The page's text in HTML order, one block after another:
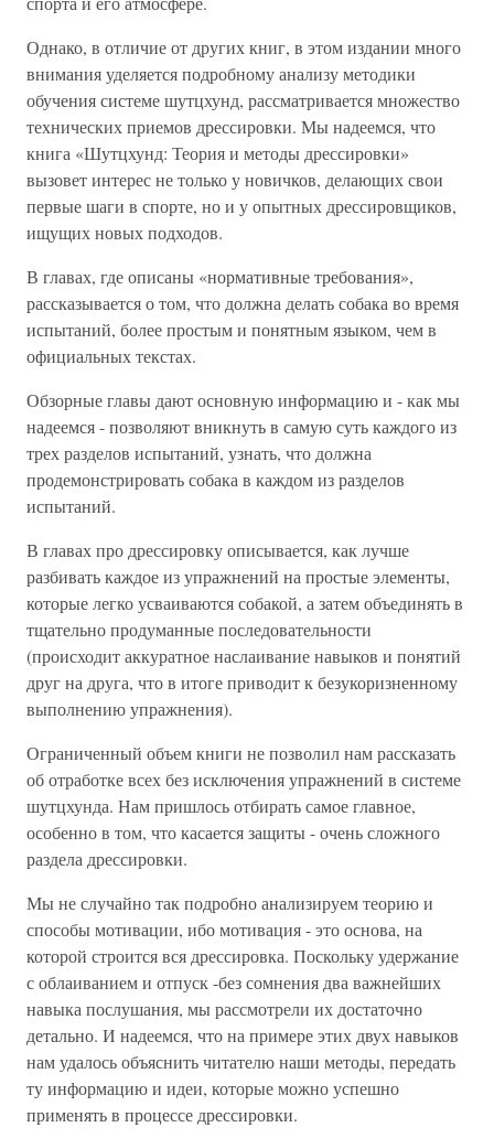
Однако, в отличие от других книг, в этом издании много
внимания уделяется подробному анализу методики
обучения системе шутцхунд, рассматривается множество
технических приемов дрессировки. Мы надеемся, что
книга «Шутцхунд: Теория и методы дрессировки»
вызовет интерес не только у новичков, делающих свои
первые шаги в спорте, но и у опытных дрессировщиков,
ищущих новых подходов.
В главах, где описаны «нормативные требования»,
рассказывается о том, что должна делать собака во время
испытаний, более простым и понятным языком, чем в
официальных текстах.
Обзорные главы дают основную информацию и - как мы
надеемся - позволяют вникнуть в самую суть каждого из
трех разделов испытаний, узнать, что должна
продемонстрировать собака в каждом из разделов
испытаний.
В главах про дрессировку описывается, как лучше
разбивать каждое из упражнений на простые элементы,
которые легко усваиваются собакой, а затем объединять в
тщательно продуманные последовательности
(происходит аккуратное наслаивание навыков и понятий
друг на друга, что в итоге приводит к безукоризненному
выполнению упражнения).
Ограниченный объем книги не позволил нам рассказать
об отработке всех без исключения упражнений в системе
шутцхунда. Нам пришлось отбирать самое главное,
особенно в том, что касается защиты - очень сложного
раздела дрессировки.
Мы не случайно так подробно анализируем теорию и
способы мотивации, ибо мотивация - это основа, на
которой строится вся дрессировка. Поскольку удержание
с облаиванием и отпуск -без сомнения два важнейших
навыка послушания, мы рассмотрели их достаточно
детально. И надеемся, что на примере этих двух навыков
нам удалось объяснить читателю наши методы, передать
ту информацию и идеи, которые можно успешно
применять в процессе дрессировки.